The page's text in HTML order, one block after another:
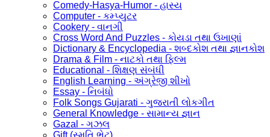
Comedy-Hasya-Humor - હાસ્ય
Computer - કમ્પ્યુટર
Cookery - વાનગી
Cross Word And Puzzles - કોયડા તથા ઉખાણાં
Dictionary & Encyclopedia - શબ્દકોશ તથા જ્ઞાનકોશ
Drama & Film - નાટકો તથા ફિલ્મ
Educational - શિક્ષણ સંબંધી
English Learning - અંગ્રેજી શીખો
Essay - નિબંધો
Folk Songs Gujarati - ગુજરાતી લોકગીત
General Knowledge - સામાન્ય જ્ઞાન
Gazal - ગઝલ
Gift (સ્મૃતિ ભેટ)